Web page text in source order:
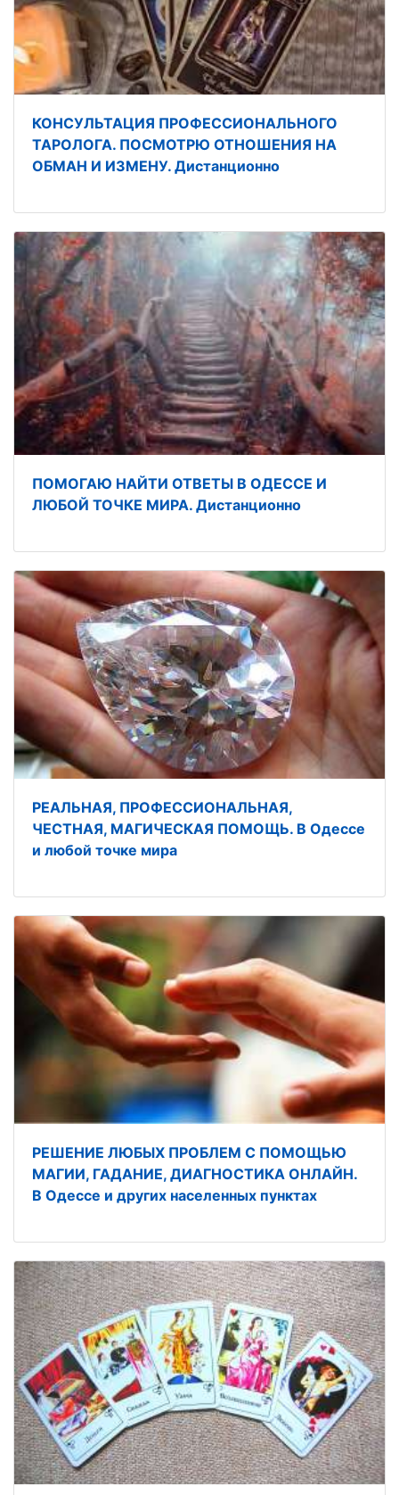
КОНСУЛЬТАЦИЯ ПРОФЕССИОНАЛЬНОГО
ТАРОЛОГА. ПОСМОТРЮ ОТНОШЕНИЯ НА
ОБМАН И ИЗМЕНУ. Дистанционно
ПОМОГАЮ НАЙТИ ОТВЕТЫ В ОДЕССЕ И
ЛЮБОЙ ТОЧКЕ МИРА. Дистанционно
РЕАЛЬНАЯ, ПРОФЕССИОНАЛЬНАЯ,
ЧЕСТНАЯ, МАГИЧЕСКАЯ ПОМОЩЬ. В Одессе
и любой точке мира
РЕШЕНИЕ ЛЮБЫХ ПРОБЛЕМ С ПОМОЩЬЮ
МАГИИ, ГАДАНИЕ, ДИАГНОСТИКА ОНЛАЙН.
В Одессе и других населенных пунктах